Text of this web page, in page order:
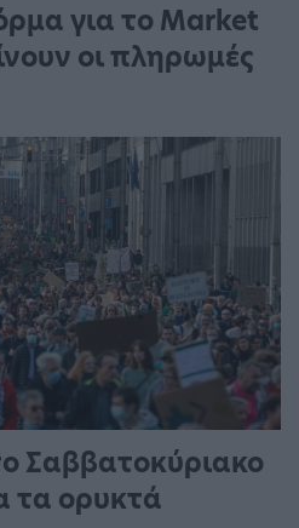
για το Market
οι πληρωμές
Σαββατοκύριακο
τα ορυκτά